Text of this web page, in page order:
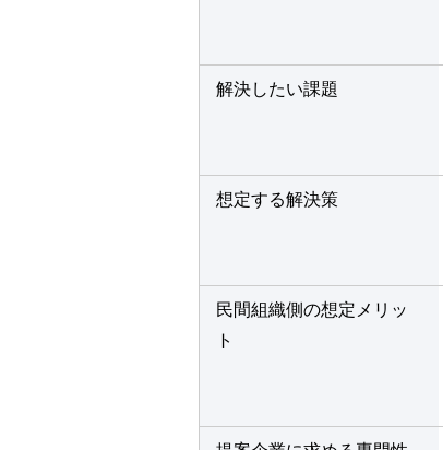
解決したい課題
想定する解決策
民間組織側の想定メリッ
ト